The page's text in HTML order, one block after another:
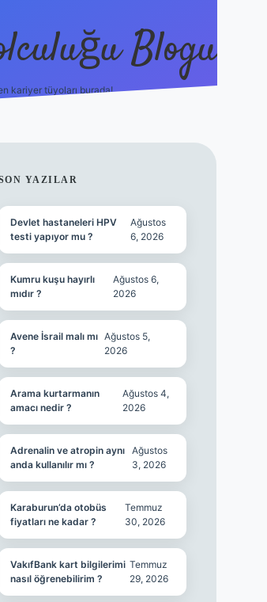
Blogu
kariyer tüyoları burada!
YAZILAR
Devlet hastaneleri HPV
testi yapıyor mu ?
Ağustos
6, 2026
Kumru kuşu hayırlı
mıdır ?
Ağustos 6,
2026
Avene İsrail malı mı
?
Ağustos 5,
2026
Arama kurtarmanın
amacı nedir ?
Ağustos 4,
2026
Adrenalin ve atropin aynı
anda kullanılır mı ?
Ağustos
3, 2026
Karaburun’da otobüs
fiyatları ne kadar ?
Temmuz
30, 2026
VakıfBank kart bilgilerimi
nasıl öğrenebilirim ?
Temmuz
29, 2026
https://